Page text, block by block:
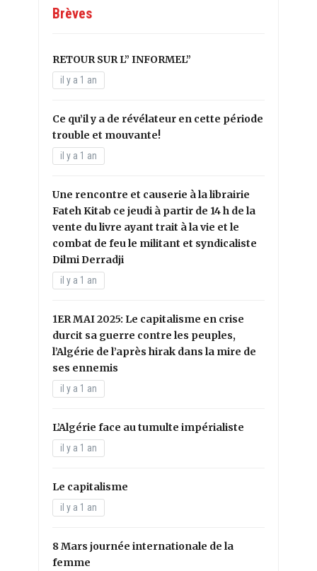
Brèves
RETOUR SUR L” INFORMEL”
il y a 1 an
Ce qu’il y a de révélateur en cette période
trouble et mouvante!
il y a 1 an
Une rencontre et causerie à la librairie
Fateh Kitab ce jeudi à partir de 14 h de la
vente du livre ayant trait à la vie et le
combat de feu le militant et syndicaliste
Dilmi Derradji
il y a 1 an
1ER MAI 2025: Le capitalisme en crise
durcit sa guerre contre les peuples,
l’Algérie de l’après hirak dans la mire de
ses ennemis
il y a 1 an
L’Algérie face au tumulte impérialiste
il y a 1 an
Le capitalisme
il y a 1 an
8 Mars journée internationale de la
femme